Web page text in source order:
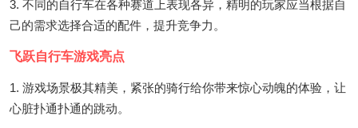
3. 不同的自行车在各种赛道上表现各异，精明的玩家应当根据自
己的需求选择合适的配件，提升竞争力。
飞跃自行车游戏亮点
1. 游戏场景极其精美，紧张的骑行给你带来惊心动魄的体验，让
心脏扑通扑通的跳动。